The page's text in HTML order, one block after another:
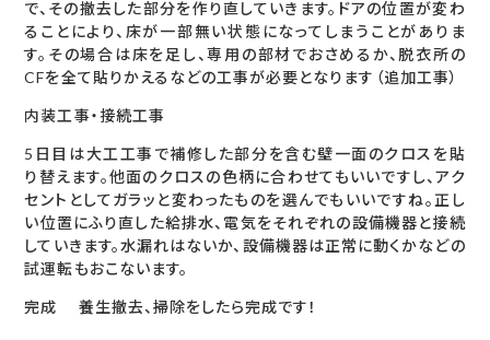
で、その撤去した部分を作り直していきます。ドアの位置が変わ
ることにより、床が一部無い状態になってしまうことがありま
す。その場合は床を足し、専用の部材でおさめるか、脱衣所の
CFを全て貼りかえるなどの工事が必要となります（追加工事）
内装工事・接続工事
5日目は大工工事で補修した部分を含む壁一面のクロスを貼
り替えます。他面のクロスの色柄に合わせてもいいですし、アク
セントとしてガラッと変わったものを選んでもいいですね。正し
い位置にふり直した給排水、電気をそれぞれの設備機器と接続
していきます。水漏れはないか、設備機器は正常に動くかなどの
試運転もおこないます。
完成 養生撤去、掃除をしたら完成です！